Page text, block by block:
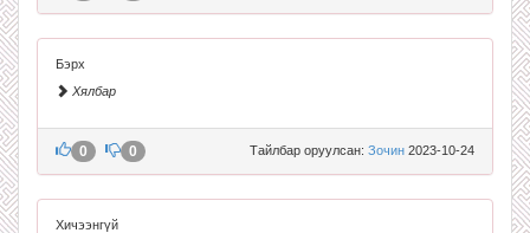
Бэрх
Хялбар
Тайлбар оруулсан: Зочин 2023-10-24
0 0
Хичээнгүй